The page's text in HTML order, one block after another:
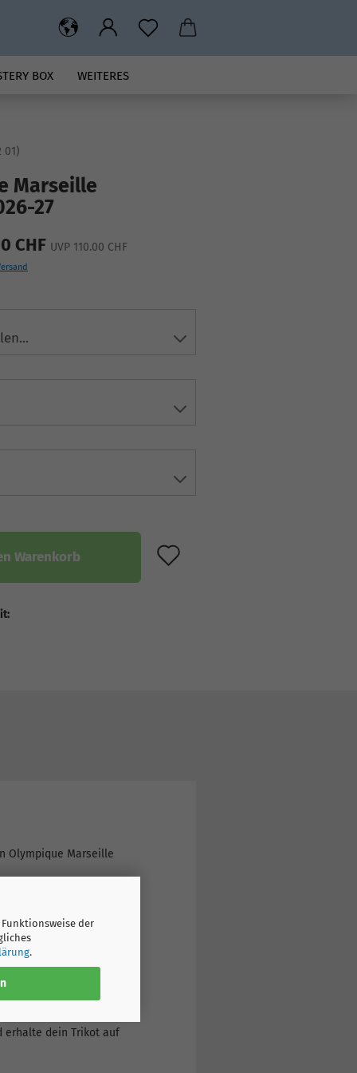
der
.
BOX WEITERES
01)
Marseille
27
CHF UVP 110.00 CHF
Warenkorb
Olympique Marseille
beachten, sondern
erhalte dein Trikot auf